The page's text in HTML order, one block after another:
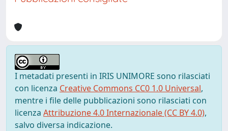
I metadati presenti in IRIS UNIMORE sono rilasciati
con licenza Creative Commons CC0 1.0 Universal,
mentre i file delle pubblicazioni sono rilasciati con
licenza Attribuzione 4.0 Internazionale (CC BY 4.0),
salvo diversa indicazione.